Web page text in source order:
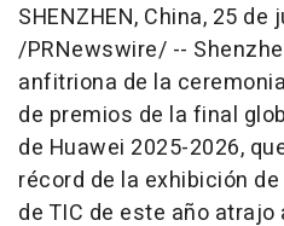
SHENZHEN, China, 25 de
/PRNewswire/ --
anfitriona de la
de premios de la final
de Huawei 2025-2026,
récord de la exhibición
de TIC de este año atrajo